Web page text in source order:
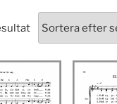
Sortera
efter
senaste